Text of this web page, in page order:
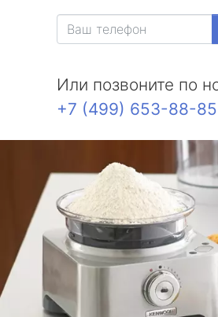
Или позвоните по
+7 (499) 653-88-85